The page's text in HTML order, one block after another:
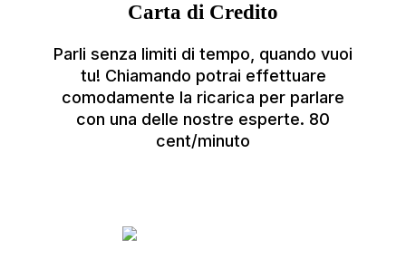
Carta di Credito
Parli senza limiti di tempo, quando vuoi
tu! Chiamando potrai effettuare
comodamente la ricarica per parlare
con una delle nostre esperte. 80
cent/minuto